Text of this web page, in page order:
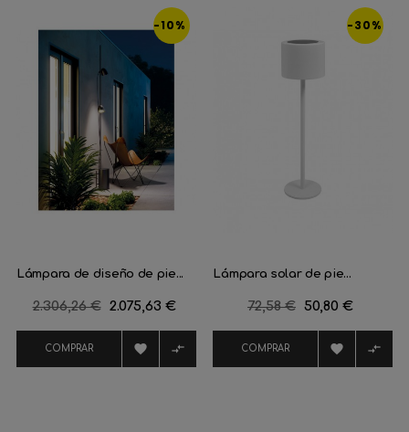
-10%
Lámpara de diseño de pie...
Precio
2.306,26 € Precio
2.075,63 €
COMPRAR  
-30%
Lámpara solar de pie...
Precio
72,58 € Precio
50,80 €
COMPRAR  